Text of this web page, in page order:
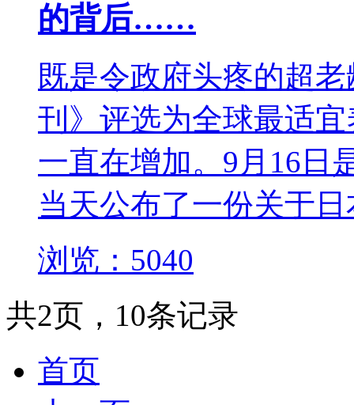
的背后……
既是令政府头疼的超
刊》评选为全球最适
一直在增加。9月16日
当天公布了一份关于
浏览：5040
共2页，10条记录
首页